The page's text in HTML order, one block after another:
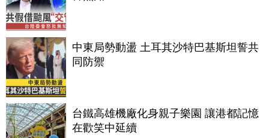
中東局勢動盪 土耳其沙特巴基斯坦誓共
同防禦
台鐵高雄機廠化身親子樂園 讓港都記憶
在歡笑中延續